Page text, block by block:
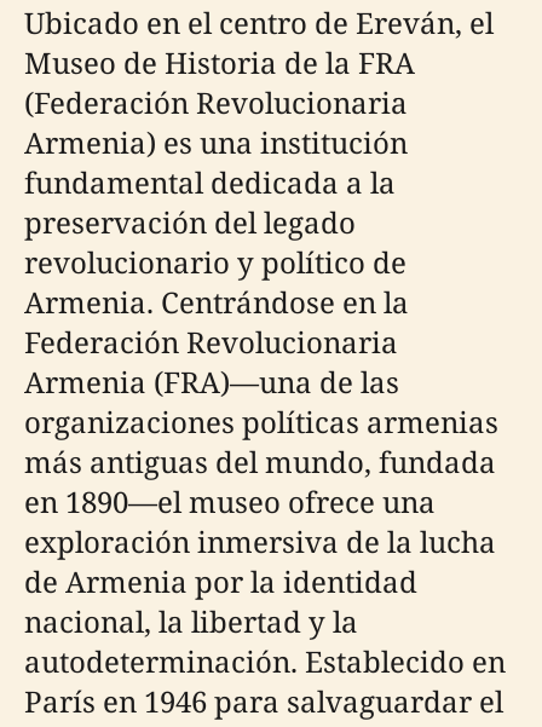
Ubicado en el centro de Ereván, el
Museo de Historia de la FRA
(Federación Revolucionaria
Armenia) es una institución
fundamental dedicada a la
preservación del legado
revolucionario y político de
Armenia. Centrándose en la
Federación Revolucionaria
Armenia (FRA)—una de las
organizaciones políticas armenias
más antiguas del mundo, fundada
en 1890—el museo ofrece una
exploración inmersiva de la lucha
de Armenia por la identidad
nacional, la libertad y la
autodeterminación. Establecido en
París en 1946 para salvaguardar el